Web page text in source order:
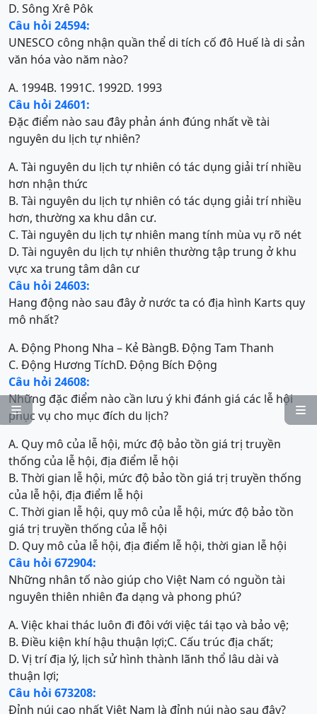


D. Sông Xrê Pôk
Câu hỏi 24594:
UNESCO công nhận quần thể di tích cố đô Huế là di sản
văn hóa vào năm nào?
A. 1994B. 1991C. 1992D. 1993
Câu hỏi 24601:
Đặc điểm nào sau đây phản ánh đúng nhất về tài
nguyên du lịch tự nhiên?
A. Tài nguyên du lịch tự nhiên có tác dụng giải trí nhiều
hơn nhận thức
B. Tài nguyên du lịch tự nhiên có tác dụng giải trí nhiều
hơn, thường xa khu dân cư.
C. Tài nguyên du lịch tự nhiên mang tính mùa vụ rõ nét
D. Tài nguyên du lịch tự nhiên thường tập trung ở khu
vực xa trung tâm dân cư
Câu hỏi 24603:
Hang động nào sau đây ở nước ta có địa hình Karts quy
mô nhất?
A. Động Phong Nha – Kẻ BàngB. Động Tam Thanh
C. Động Hương TíchD. Động Bích Động
Câu hỏi 24608:
Những đặc điểm nào cần lưu ý khi đánh giá các lễ hội
phục vụ cho mục đích du lịch?
A. Quy mô của lễ hội, mức độ bảo tồn giá trị truyền
thống của lễ hội, địa điểm lễ hội
B. Thời gian lễ hội, mức độ bảo tồn giá trị truyền thống
của lễ hội, địa điểm lễ hội
C. Thời gian lễ hội, quy mô của lễ hội, mức độ bảo tồn
giá trị truyền thống của lễ hội
D. Quy mô của lễ hội, địa điểm lễ hội, thời gian lễ hội
Câu hỏi 672904:
Những nhân tố nào giúp cho Việt Nam có nguồn tài
nguyên thiên nhiên đa dạng và phong phú?
A. Việc khai thác luôn đi đôi với việc tái tạo và bảo vệ;
B. Điều kiện khí hậu thuận lợi;C. Cấu trúc địa chất;
D. Vị trí địa lý, lịch sử hình thành lãnh thổ lâu dài và
thuận lợi;
Câu hỏi 673208:
Đỉnh núi cao nhất Việt Nam là đỉnh núi nào sau đây?